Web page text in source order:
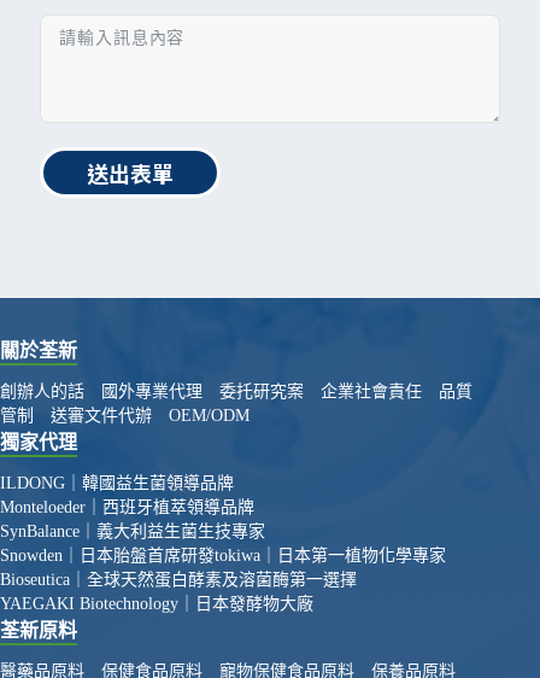
送出表單
關於荃新
創辦人的話 國外專業代理 委托研究案 企業社會責任
品質
管制
送審文件代辦 OEM/ODM
獨家代理
ILDONG｜韓國益生菌領導品牌
Monteloeder｜西班牙植萃領導品牌
SynBalance｜義大利益生菌生技專家
Snowden｜日本胎盤首席研發tokiwa｜日本第一植物化學專家
Bioseutica｜全球天然蛋白酵素及溶菌酶第一選擇
YAEGAKI Biotechnology｜日本發酵物大廠
荃新原料
醫藥品原料 保健食品原料 寵物保健食品原料 保養品原料